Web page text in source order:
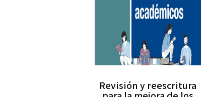
Revisión y reescritura